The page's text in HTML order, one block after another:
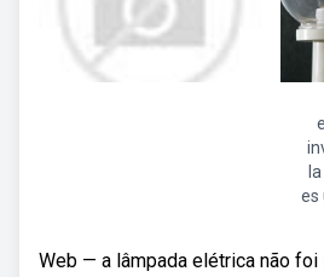
es
Web — a lâmpada elétrica não foi